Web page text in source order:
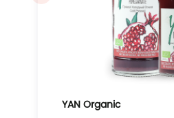
YAN Organic